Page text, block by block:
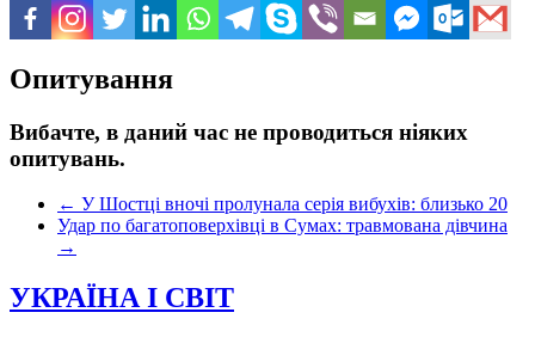
Опитування
Вибачте, в даний час не проводиться ніяких
опитувань.
← У Шостці вночі пролунала серія вибухів: близько 20
Удар по багатоповерхівці в Сумах: травмована дівчина
→
УКРАЇНА І СВІТ